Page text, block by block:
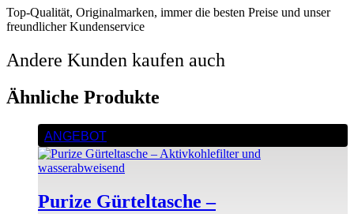
Top-Qualität, Originalmarken, immer die besten Preise und unser
freundlicher Kundenservice
Andere Kunden kaufen auch
Ähnliche Produkte
ANGEBOT
Purize Gürteltasche –